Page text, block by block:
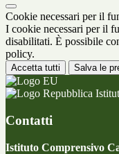
Cookie necessari per il
I cookie necessari per il
disabilitati. È possibile
policy.
Accetta tutti Salva le
Contatti
Istituto Comprensivo